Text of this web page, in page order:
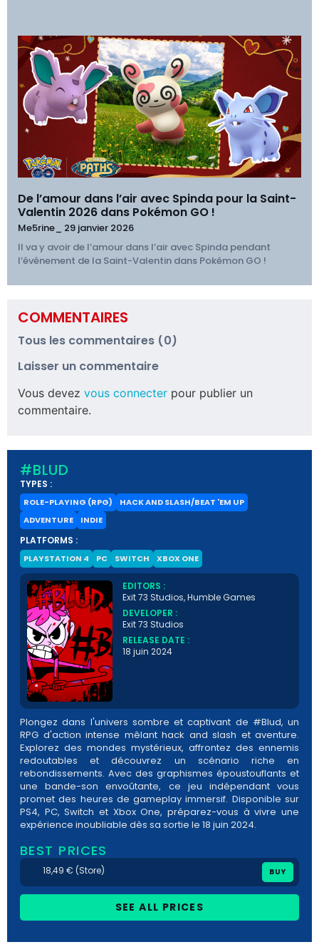
De l’amour dans l’air avec Spinda pour la Saint-
Valentin 2026 dans Pokémon GO !
Me5rine_ 29 janvier 2026
Il va y avoir de l’amour dans l’air avec Spinda pendant
l’événement de la Saint-Valentin dans Pokémon GO !
COMMENTAIRES
Tous les commentaires (0)
Laisser un commentaire
Vous devez vous connecter pour publier un
commentaire.
#BLUD
TYPES :
ROLE-PLAYING (RPG)
HACK AND SLASH/BEAT 'EM UP
ADVENTURE
INDIE
PLATFORMS :
PLAYSTATION 4 PC SWITCH XBOX ONE
EDITORS :
Exit 73 Studios, Humble Games
DEVELOPER :
Exit 73 Studios
RELEASE DATE :
18 juin 2024
Plongez dans l'univers sombre et captivant de #Blud, un
RPG d'action intense mêlant hack and slash et aventure.
Explorez des mondes mystérieux, affrontez des ennemis
redoutables et découvrez un scénario riche en
rebondissements. Avec des graphismes époustouflants et
une bande-son envoûtante, ce jeu indépendant vous
promet des heures de gameplay immersif. Disponible sur
PS4, PC, Switch et Xbox One, préparez-vous à vivre une
expérience inoubliable dès sa sortie le 18 juin 2024.
BEST PRICES
18,49 € (Store) BUY
SEE ALL PRICES